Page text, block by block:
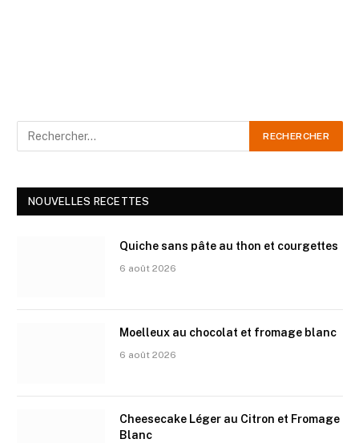
NOUVELLES RECETTES
Quiche sans pâte au thon et courgettes
6 août 2026
Moelleux au chocolat et fromage blanc
6 août 2026
Cheesecake Léger au Citron et Fromage
Blanc